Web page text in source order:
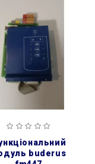
buderus